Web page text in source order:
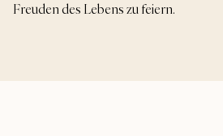
Freuden des Lebens zu feiern.